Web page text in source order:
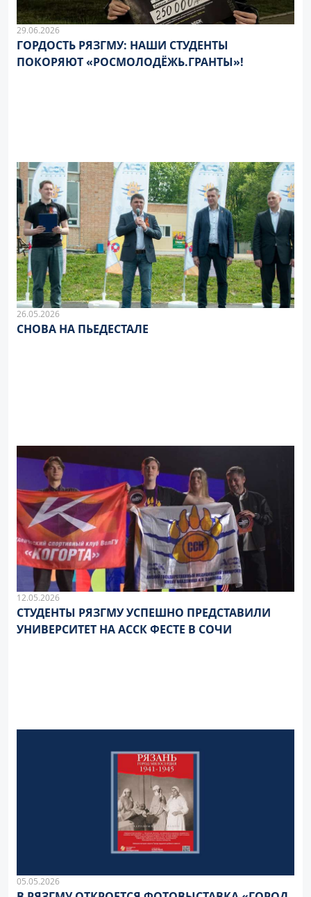
29.06.2026
ГОРДОСТЬ РЯЗГМУ: НАШИ СТУДЕНТЫ
ПОКОРЯЮТ «РОСМОЛОДЁЖЬ.ГРАНТЫ»!
26.05.2026
СНОВА НА ПЬЕДЕСТАЛЕ
12.05.2026
СТУДЕНТЫ РЯЗГМУ УСПЕШНО ПРЕДСТАВИЛИ
УНИВЕРСИТЕТ НА АССК ФЕСТЕ В СОЧИ
05.05.2026